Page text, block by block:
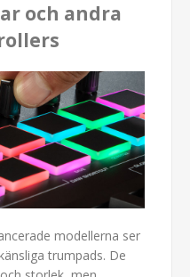
och andra
modellerna ser
trumpads. De